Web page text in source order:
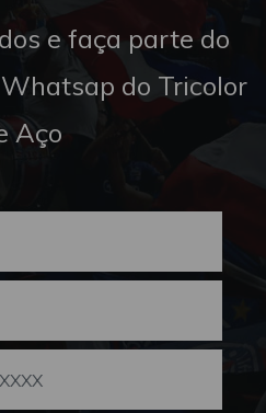
e faça parte do
do Tricolor
Aço